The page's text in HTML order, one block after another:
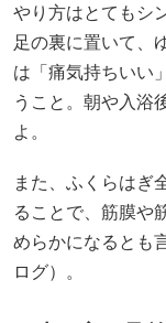
やり方はとてもシ
足の裏に置いて、
は「痛気持ちいい
うこと。朝や入浴
よ。
また、ふくらはぎ
ることで、筋膜や
めらかになるとも
ログ）。